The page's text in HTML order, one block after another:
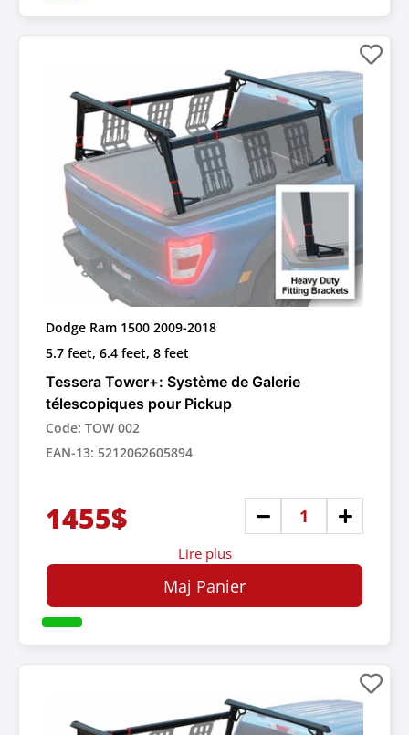
Dodge Ram 1500 2009-2018
5.7 feet, 6.4 feet, 8 feet
Tessera Tower+: Système de Galerie
télescopiques pour Pickup
Code: TOW 002
EAN-13: 5212062605894
1455$
Lire plus
Maj Panier